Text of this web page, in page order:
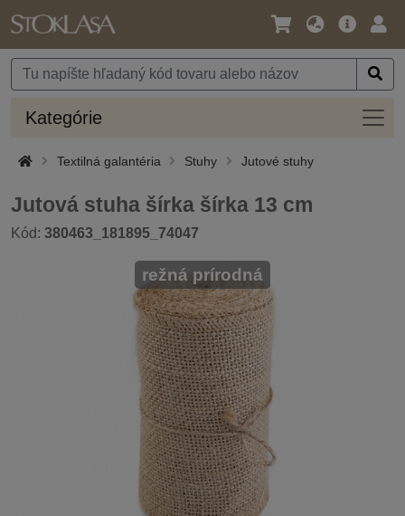
Jazyk
Mena
Hlavná
Kategórie
Textilná galantéria Stuhy Jutové stuhy
Jutová stuha šírka šírka 13 cm
Kód: 380463_181895_74047
režná prírodná